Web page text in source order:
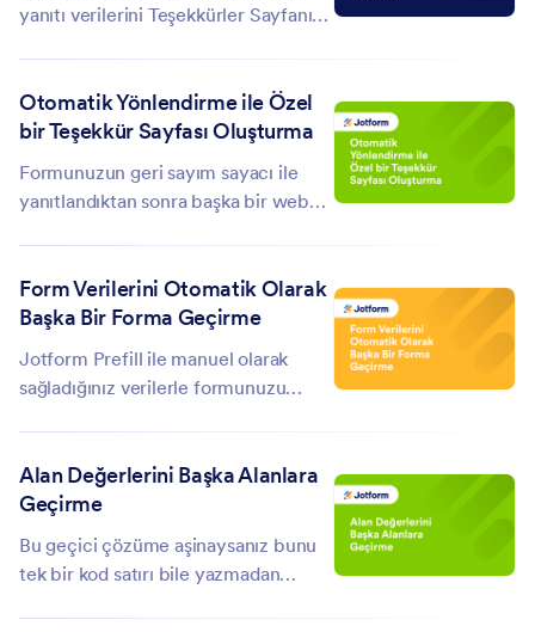
yanıtı verilerini Teşekkürler Sayfanıza
okuyabilir ve yapılacakları
öğrenebilirsiniz:...
Otomatik Yönlendirme ile Özel
bir Teşekkür Sayfası Oluşturma
Formunuzun geri sayım sayacı ile
yanıtlandıktan sonra başka bir web
yapabilirsiniz: Not Defteri gibi sık...
Form Verilerini Otomatik Olarak
Başka Bir Forma Geçirme
Jotform Prefill ile manuel olarak
sağladığınız verilerle formunuzu
önceden doldurmak için form
verilerini otomatik olarak aktarmak
Alan Değerlerini Başka Alanlara
Geçirme
Bu geçici çözüme aşinaysanız bunu
tek bir kod satırı bile yazmadan